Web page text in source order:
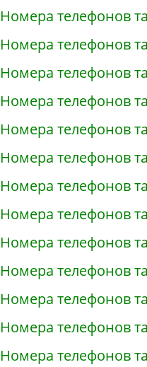
Номера телефонов
Номера телефонов
Номера телефонов
Номера телефонов
Номера телефонов
Номера телефонов
Номера телефонов
Номера телефонов
Номера телефонов
Номера телефонов
Номера телефонов
Номера телефонов
Номера телефонов